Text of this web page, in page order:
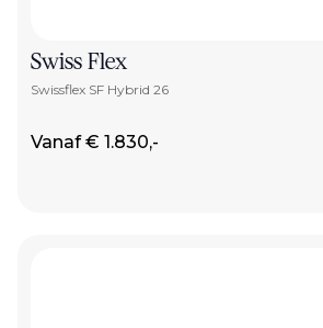
Swiss Flex
Swissflex SF Hybrid 26
Vanaf € 1.830,-